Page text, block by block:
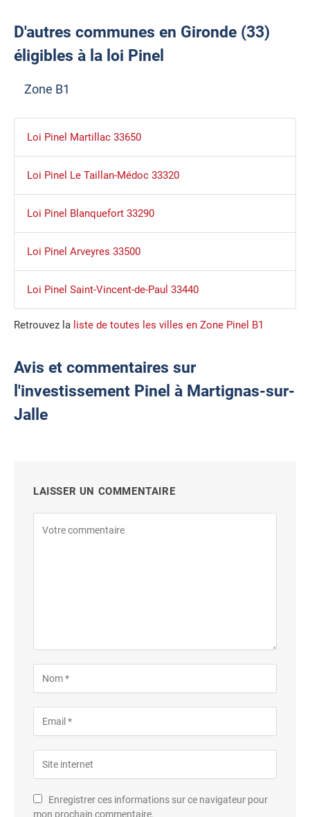
D'autres communes en Gironde (33)
éligibles à la loi Pinel
Zone B1
Loi Pinel Martillac 33650
Loi Pinel Le Taillan-Médoc 33320
Loi Pinel Blanquefort 33290
Loi Pinel Arveyres 33500
Loi Pinel Saint-Vincent-de-Paul 33440
Retrouvez la liste de toutes les villes en Zone Pinel B1
Avis et commentaires sur
l'investissement Pinel à Martignas-sur-
Jalle
LAISSER UN COMMENTAIRE
Enregistrer ces informations sur ce navigateur pour
mon prochain commentaire.